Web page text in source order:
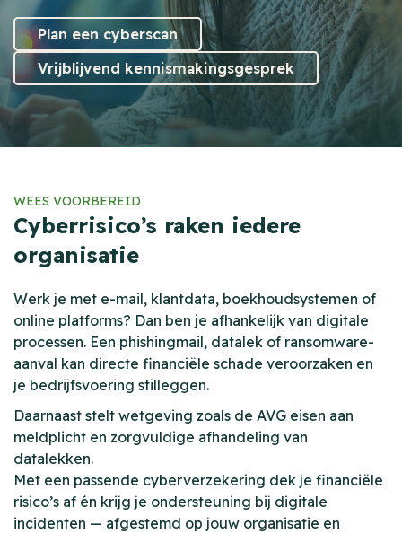
Plan een cyberscan
Vrijblijvend kennismakingsgesprek
WEES VOORBEREID
Cyberrisico’s raken iedere
organisatie
Werk je met e-mail, klantdata, boekhoudsystemen of
online platforms? Dan ben je afhankelijk van digitale
processen. Een phishingmail, datalek of ransomware-
aanval kan directe financiële schade veroorzaken en
je bedrijfsvoering stilleggen.
Daarnaast stelt wetgeving zoals de AVG eisen aan
meldplicht en zorgvuldige afhandeling van
datalekken.
Met een passende cyberverzekering dek je financiële
risico’s af én krijg je ondersteuning bij digitale
incidenten — afgestemd op jouw organisatie en